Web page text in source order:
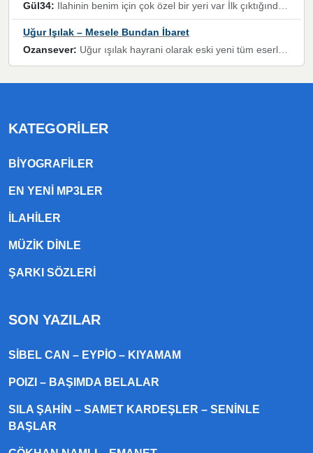
Gül34: Ilahinin benim için çok özel bir yeri var İlk çıktığında komşum ne kadar yüksek sesle dinliyorsa orada duymuştum ve YouTube'dan aratıp Bu ilahiyi bulmuştum ve sonra müdavimi oldum günlük Ben de 3-5 kere dinleyip ezberleyip artık ilahiye bende eşlik ediyorum yüksek sesle Allah razı olsun hizmet nimettir Rabbim sizin zahmetlerinize de hayırlı nimetler versin Selam ve dua ile Allah'a emanet olun
Uğur Işılak – Mesele Bundan İbaret
Ozansever: Uğur ışılak hayrani olarak eski yeni tüm eserlerini keyifle huzurla dinleyenlerden birisiyim, emeğine saygı duyan gönül veren bunu en güzel şekilde sevenlerine ulaştıran siz değerli sayfa yöneticilerine de teşekkür ederim
KATEGORILER
BIYOGRAFILER
EN YENI MP3LER
ILAHILER
MÜZIK DINLE
ŞARKI SÖZLERI
SON YAZILAR
SIBEL CAN – EYPIO – KIYAMAM
POIZI – BAŞIMDA BELALAR
SILA ŞAHIN – SAMET KARDEŞLER – SENINLE
BAŞLAR